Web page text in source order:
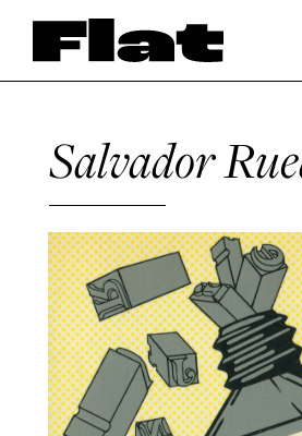
Salvador